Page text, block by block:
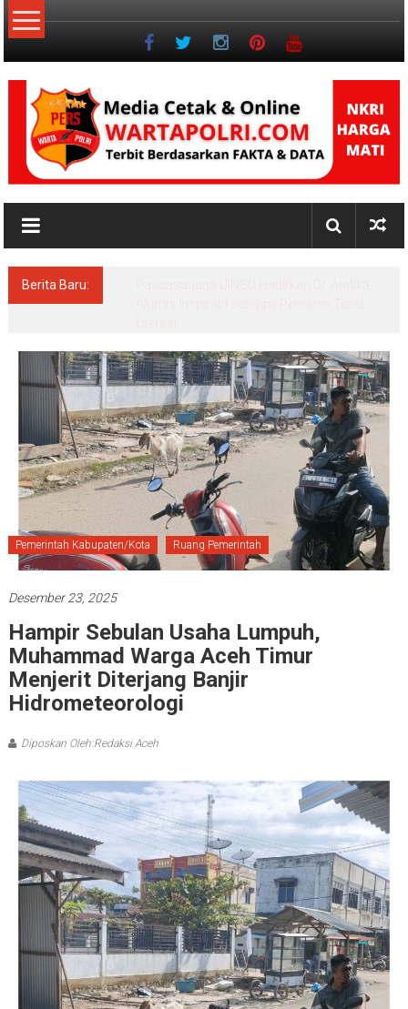
Lompat
ke
NKRI
Jurnalisme
Berita Baru:
Pemerintah Kabupaten/Kota Ruang Pemerintah
Desember 23, 2025
Hampir Sebulan Usaha Lumpuh,
Muhammad Warga Aceh Timur
Menjerit Diterjang Banjir
Hidrometeorologi
Diposkan Oleh:Redaksi Aceh